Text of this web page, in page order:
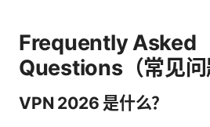
Frequently Asked
Questions（常见问
VPN 2026 是什么？